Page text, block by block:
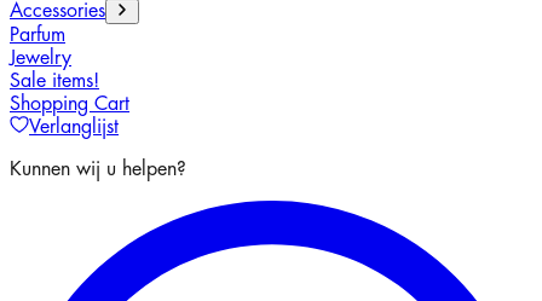
Accessories
Parfum
Jewelry
Sale items!
Shopping Cart
Verlanglijst
Kunnen wij u helpen?